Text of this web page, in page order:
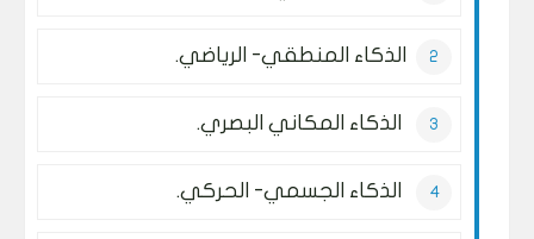
الذكاء المنطقي- الرياضي.
الذكاء المكاني البصري.
الذكاء الجسمي- الحركي.